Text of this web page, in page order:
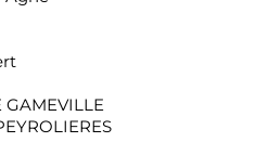
GAMEVILLE